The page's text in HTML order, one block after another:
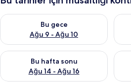
Bu gece
Ağu 9 - Ağu 10
Bu gece için müsaitliği kontrol et Ağu
Bu hafta sonu
Ağu 14 - Ağu 16
Bu hafta sonu için müsaitliği kontrol